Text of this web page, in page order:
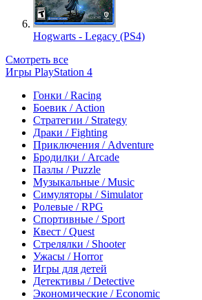
Hogwarts - Legacy (PS4)
Смотреть все
Игры PlayStation 4
Гонки / Racing
Боевик / Action
Стратегии / Strategy
Драки / Fighting
Приключения / Adventure
Бродилки / Arcade
Пазлы / Puzzle
Музыкальные / Music
Симуляторы / Simulator
Ролевые / RPG
Спортивные / Sport
Квест / Quest
Стрелялки / Shooter
Ужасы / Horror
Игры для детей
Детективы / Detective
Экономические / Economic